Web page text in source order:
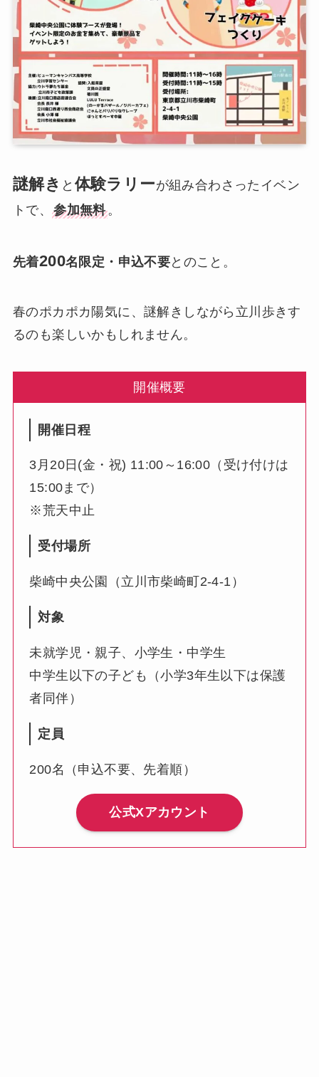
謎解き と 体験ラリーが組み合わさったイベン
トで、参加無料。
先着200名限定・申込不要とのこと。
春のポカポカ陽気に、謎解きしながら立川歩きす
るのも楽しいかもしれません。
開催概要
開催日程
3月20日(金・祝) 11:00～16:00（受け付けは
15:00まで）
※荒天中止
受付場所
柴崎中央公園（立川市柴崎町2-4-1）
対象
未就学児・親子、小学生・中学生
中学生以下の子ども（小学3年生以下は保護
者同伴）
定員
200名（申込不要、先着順）
公式Xアカウント